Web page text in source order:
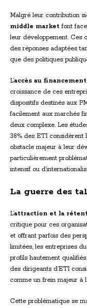
Malgré leur contribution
middle market font
leur développement. Ces
des réponses adaptées
que des politiques
L’accès au financement
croissance de ces
dispositifs destinés aux
facilement aux marchés
deux complexe. Les
38% des ETI considèrent
obstacle majeur à leur
particulièrement
intensif ou
La guerre des
L’attraction et la
critique pour ces
et offrant parfois des
limitées, les entreprises
profils hautement
des dirigeants d’ETI
comme un frein majeur à
Cette problématique se